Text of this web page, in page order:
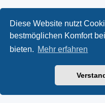
Diese Website nutzt
bestmöglichen Komfort
bieten. Mehr erfahren